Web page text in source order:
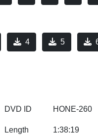
4 5
DVD ID HONE-260
Length 1:38:19